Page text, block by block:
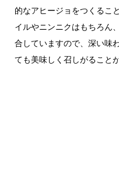
的なアヒージョをつくるこ
イルやニンニクはもちろん
合していますので、深い味
ても美味しく召しがること